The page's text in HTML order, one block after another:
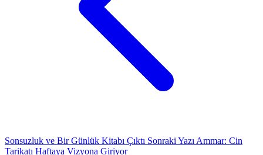
Sonsuzluk ve Bir Günlük Kitabı Çıktı Sonraki YazıAmmar: Cin
Tarikatı Haftaya Vizyona Giriyor